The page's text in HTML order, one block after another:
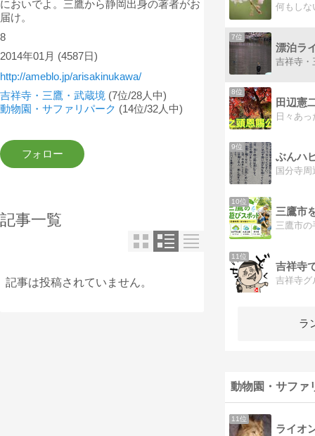
においでよ。三鷹から静岡出身の著者がお
届け。
8
2014年01月 (4587日)
http://ameblo.jp/arisakinukawa/
吉祥寺・三鷹・武蔵境 (7位/28人中)
動物園・サファリパーク (14位/32人中)
記事一覧
記事は投稿されていません。
7位
8位
田辺憲
日々あ
9位
10位
三鷹市
11位
吉祥寺
ラ
動物園・サファ
11位
ライオ